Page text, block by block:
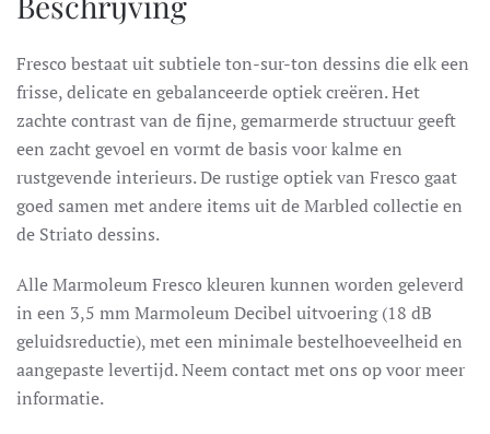
Fresco bestaat uit subtiele ton-sur-ton dessins die elk een
frisse, delicate en gebalanceerde optiek creëren. Het
zachte contrast van de fijne, gemarmerde structuur geeft
een zacht gevoel en vormt de basis voor kalme en
rustgevende interieurs. De rustige optiek van Fresco gaat
goed samen met andere items uit de Marbled collectie en
de Striato dessins.
Alle Marmoleum Fresco kleuren kunnen worden geleverd
in een 3,5 mm Marmoleum Decibel uitvoering (18 dB
geluidsreductie), met een minimale bestelhoeveelheid en
aangepaste levertijd. Neem contact met ons op voor meer
informatie.